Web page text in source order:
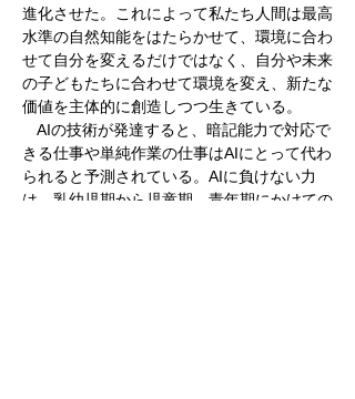
進化させた。これによって私たち人間は最高
水準の自然知能をはたらかせて、環境に合わ
せて自分を変えるだけではなく、自分や未来
の子どもたちに合わせて環境を変え、新たな
価値を主体的に創造しつつ生きている。
AIの技術が発達すると、暗記能力で対応で
きる仕事や単純作業の仕事はAIにとって代わ
られると予測されている。AIに負けない力
は、乳幼児期から児童期、青年期にかけての